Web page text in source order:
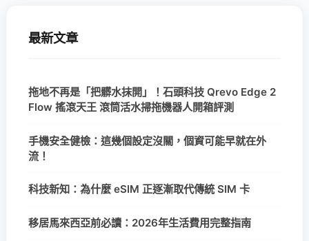
最新文章
拖地不再是「把髒水抹開」！石頭科技 Qrevo Edge 2
Flow 搖滾天王 滾筒活水掃拖機器人開箱評測
手機安全健檢：這幾個設定沒關，個資可能早就在外
流！
科技新知：為什麼 eSIM 正逐漸取代傳統 SIM 卡
移居馬來西亞前必讀：2026年生活費用完整指南